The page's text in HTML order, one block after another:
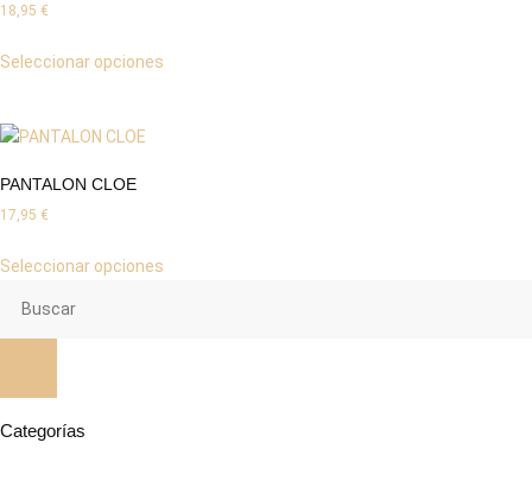
18,95 €
Seleccionar opciones
PANTALON CLOE
17,95 €
Seleccionar opciones
Categorías